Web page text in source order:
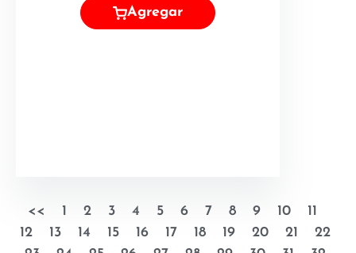
Agregar
<< 1 2 3 4 5 6 7 8 9 10
11
12
13 14 15 16 17 18 19 20 21
22